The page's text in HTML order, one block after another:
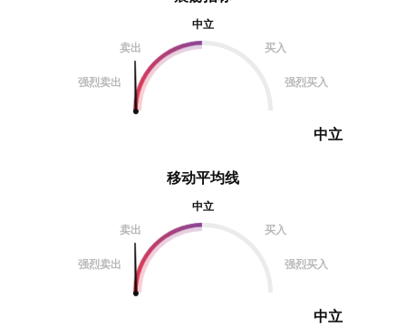
中立
卖出
买入
强烈卖出 强烈买入
中立
移动平均线
中立
卖出
买入
强烈卖出 强烈买入
中立